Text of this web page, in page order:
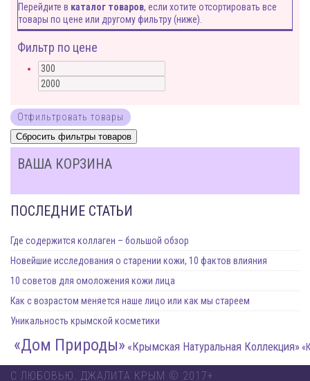
Перейдите в каталог товаров, если хотите отсортировать все
товары по цене или другому фильтру (ниже).
Фильтр по цене
ВАША КОРЗИНА
ПОСЛЕДНИЕ СТАТЬИ
Где содержится коллаген – большой обзор
Новейшие исследования о старении кожи, 10 фактов влияния
10 советов для омоложения кожи лица
Как с возрастом меняется наше лицо или как мы стареем
Уникальность крымской косметики
«Дом Природы» «Крымская Натуральная Коллекция»
С ЛЮБОВЬЮ. ДЖАЛИТА КРЫМ © 2017+